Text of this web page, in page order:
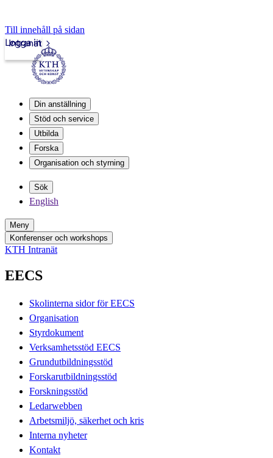
Till innehåll på sidan
Intranät
Logga in
Din anställning
Stöd och service
Utbilda
Forska
Organisation och styrning
Sök
English
Meny
Konferenser och workshops
KTH Intranät
EECS
Skolinterna sidor för EECS
Organisation
Styrdokument
Verksamhetsstöd EECS
Grundutbildningsstöd
Forskarutbildningsstöd
Forskningsstöd
Ledarwebben
Arbetsmiljö, säkerhet och kris
Interna nyheter
Kontakt